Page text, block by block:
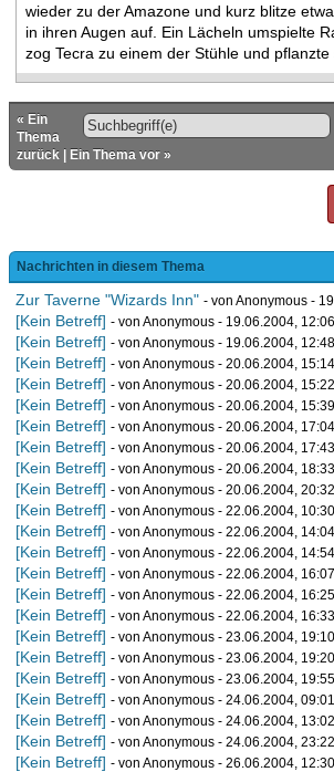
wieder zu der Amazone und kurz blitze
in ihren Augen auf. Ein Lächeln umspielte
zog Tecra zu einem der Stühle und pflanzte
« Ein
Thema
zurück
Ein Thema vor »
Nachrichten in diesem Thema
Zur Taverne "Wizards Inn" - von Anonymous -
[Kein Betreff] - von Anonymous - 19.06.2004, 12:06
[Kein Betreff] - von Anonymous - 19.06.2004, 12:48
[Kein Betreff] - von Anonymous - 20.06.2004, 15:14
[Kein Betreff] - von Anonymous - 20.06.2004, 15:22
[Kein Betreff] - von Anonymous - 20.06.2004, 15:39
[Kein Betreff] - von Anonymous - 20.06.2004, 17:04
[Kein Betreff] - von Anonymous - 20.06.2004, 17:43
[Kein Betreff] - von Anonymous - 20.06.2004, 18:33
[Kein Betreff] - von Anonymous - 20.06.2004, 20:32
[Kein Betreff] - von Anonymous - 22.06.2004, 10:30
[Kein Betreff] - von Anonymous - 22.06.2004, 14:04
[Kein Betreff] - von Anonymous - 22.06.2004, 14:54
[Kein Betreff] - von Anonymous - 22.06.2004, 16:07
[Kein Betreff] - von Anonymous - 22.06.2004, 16:25
[Kein Betreff] - von Anonymous - 22.06.2004, 16:33
[Kein Betreff] - von Anonymous - 23.06.2004, 19:10
[Kein Betreff] - von Anonymous - 23.06.2004, 19:20
[Kein Betreff] - von Anonymous - 23.06.2004, 19:55
[Kein Betreff] - von Anonymous - 24.06.2004, 09:01
[Kein Betreff] - von Anonymous - 24.06.2004, 13:02
[Kein Betreff] - von Anonymous - 24.06.2004, 23:22
[Kein Betreff] - von Anonymous - 26.06.2004, 12:30